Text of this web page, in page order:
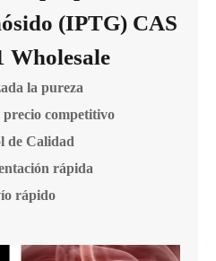
(IPTG) CAS
Wholesale
la pureza
competitivo
de Calidad
rápida
rápido